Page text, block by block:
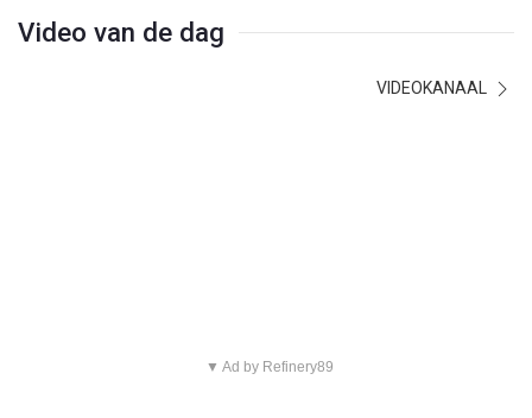
Video van de dag
VIDEOKANAAL
▼ Ad by Refinery89